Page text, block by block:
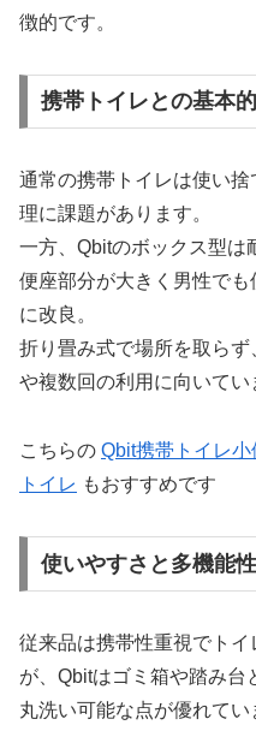
徴的です。
携帯トイレとの基本
通常の携帯トイレは使い
理に課題があります。
一方、Qbitのボックス型は
便座部分が大きく男性で
に改良。
折り畳み式で場所を取ら
や複数回の利用に向いてい
こちらの Qbit携帯トイレ
トイレ もおすすめです
使いやすさと多機能
従来品は携帯性重視でト
が、Qbitはゴミ箱や踏み台
丸洗い可能な点が優れてい